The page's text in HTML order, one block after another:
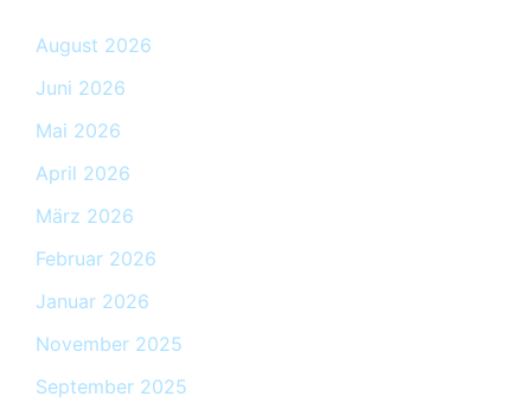
August 2026
Juni 2026
Mai 2026
April 2026
März 2026
Februar 2026
Januar 2026
November 2025
September 2025